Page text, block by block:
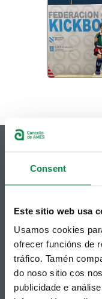
Consent
Este sitio web usa
Usamos cookies
ofrecer funcións de
tráfico. Tamén
do noso sitio cos
publicidade e
Bertamiráns (Ames)
Telf 981 883 002 | Fax 981
Subscrición
Podes recibir a
municipal no teu correo